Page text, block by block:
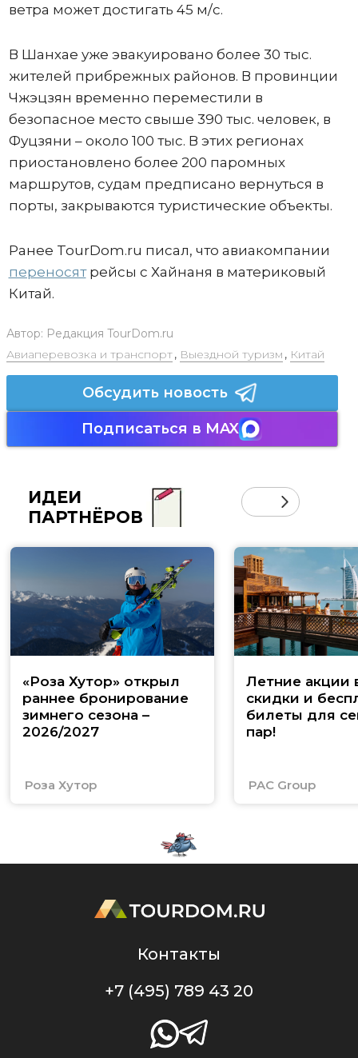
ветра может достигать 45 м/с.
В Шанхае уже эвакуировано более 30 тыс.
жителей прибрежных районов. В провинции
Чжэцзян временно переместили в
безопасное место свыше 390 тыс. человек, в
Фуцзяни – около 100 тыс. В этих регионах
приостановлено более 200 паромных
маршрутов, судам предписано вернуться в
порты, закрываются туристические объекты.
Ранее TourDom.ru писал, что авиакомпании
переносятрейсы с Хайнаня в материковый
Китай.
Автор: Редакция TourDom.ru
Авиаперевозка и транспорт, Выездной туризм , Китай
Обсудить новость
Подписаться в MAX
ИДЕИ
ПАРТНЁРОВ
«Роза Хутор» открыл
раннее бронирование
зимнего сезона –
2026/2027
Роза Хутор
Летние акции
скидки и
билеты для
пар!
PAC Group
Контакты
+7 (495) 789 43 20